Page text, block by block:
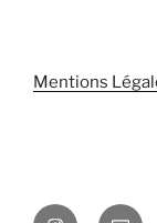
Mentions
Instagram
E-